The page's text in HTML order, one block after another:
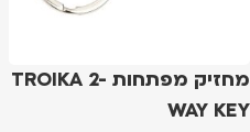
מחזיק מפתחות TROIKA 2-
WAY KEY